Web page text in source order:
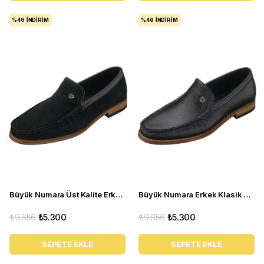
Büyük Numara Üst Kalite Erkek Klasik Ayakkabı - NV02 Siyah süet
₺5.300
₺9.856
SEPETE EKLE
%46 İNDIRIM
Büyük Numara Erkek Klasik Ayakkabı Kundura - NV02 Siyah Deri
₺5.300
₺9.856
SEPETE EKLE
%46 İNDIRIM